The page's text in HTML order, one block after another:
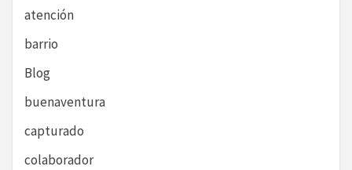
atención
barrio
Blog
buenaventura
capturado
colaborador